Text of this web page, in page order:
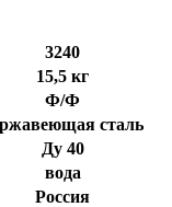
3240
15,5 кг
Ф/Ф
сталь
Ду 40
вода
Россия